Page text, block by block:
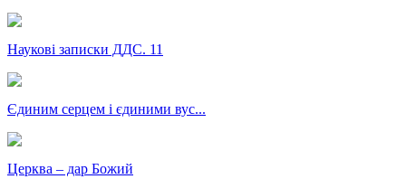
Наукові записки ДДС. 11
Єдиним серцем і єдиними вус...
Церква – дар Божий